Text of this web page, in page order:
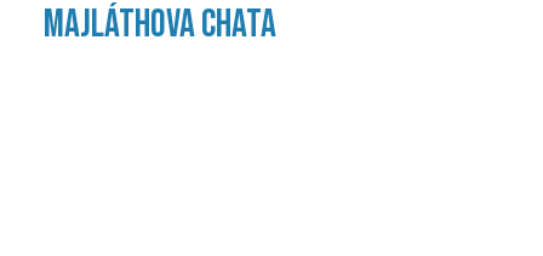
Majláthova chata